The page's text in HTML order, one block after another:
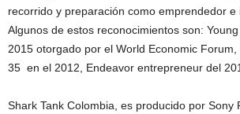
recorrido y preparación como emprendedor e
Algunos de estos reconocimientos son:
2015 otorgado por el World Economic
35 en el 2012, Endeavor entrepreneur del
Shark Tank Colombia, es producido por Sony